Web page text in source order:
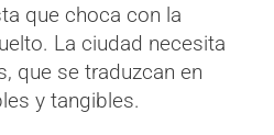
que choca con la
La ciudad necesita
que se traduzcan en
y tangibles.